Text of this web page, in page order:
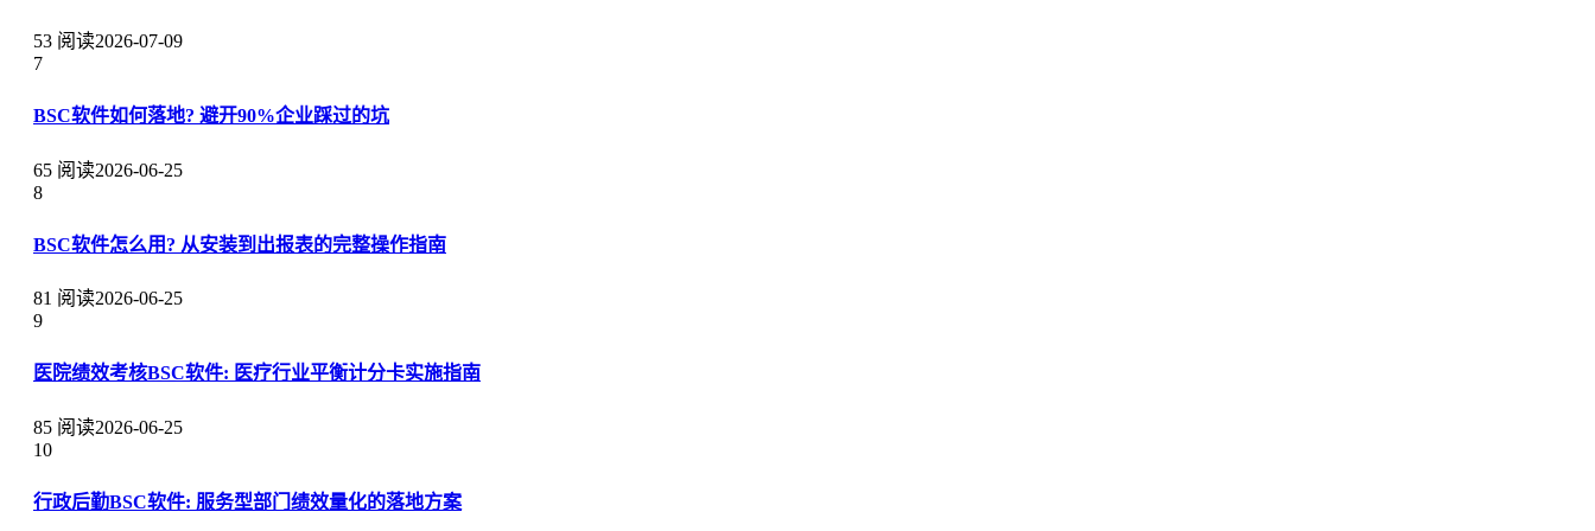
53 阅读2026-07-09
7
BSC软件如何落地? 避开90%企业踩过的坑
65 阅读2026-06-25
8
BSC软件怎么用? 从安装到出报表的完整操作指南
81 阅读2026-06-25
9
医院绩效考核BSC软件: 医疗行业平衡计分卡实施指南
85 阅读2026-06-25
10
行政后勤BSC软件: 服务型部门绩效量化的落地方案